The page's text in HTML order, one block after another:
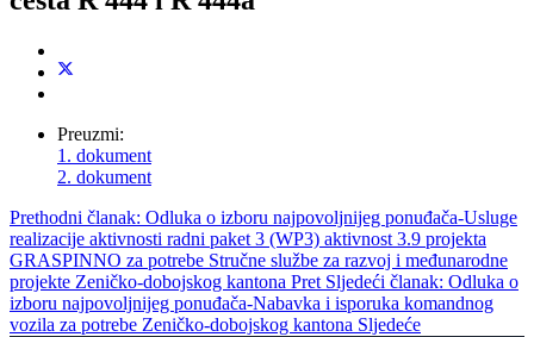
Preuzmi:
1. dokument
2. dokument
Prethodni članak: Odluka o izboru najpovoljnijeg ponuđača-Usluge
realizacije aktivnosti radni paket 3 (WP3) aktivnost 3.9 projekta
GRASPINNO za potrebe Stručne službe za razvoj i međunarodne
projekte Zeničko-dobojskog kantona Pret Sljedeći članak: Odluka o
izboru najpovoljnijeg ponuđača-Nabavka i isporuka komandnog
vozila za potrebe Zeničko-dobojskog kantona Sljedeće